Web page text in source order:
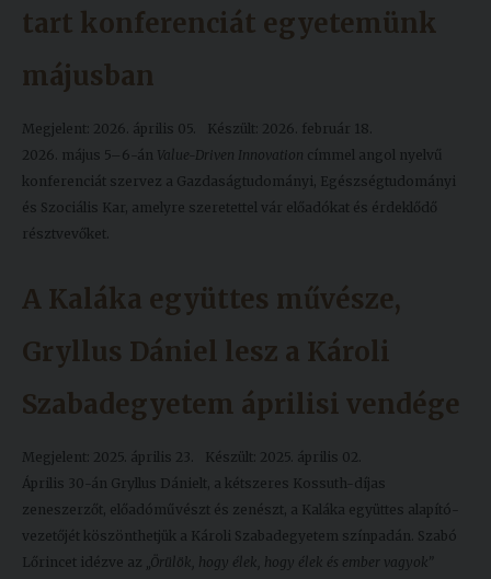
tart konferenciát egyetemünk
májusban
Megjelent: 2026. április 05.
Készült: 2026. február 18.
2026. május 5–6-án Value-Driven Innovation címmel angol nyelvű
konferenciát szervez a Gazdaságtudományi, Egészségtudományi
és Szociális Kar, amelyre szeretettel vár előadókat és érdeklődő
résztvevőket.
A Kaláka együttes művésze,
Gryllus Dániel lesz a Károli
Szabadegyetem áprilisi vendége
Megjelent: 2025. április 23.
Készült: 2025. április 02.
Április 30-án Gryllus Dánielt, a kétszeres Kossuth-díjas
zeneszerzőt, előadóművészt és zenészt, a Kaláka együttes alapító-
vezetőjét köszönthetjük a Károli Szabadegyetem színpadán. Szabó
Lőrincet idézve az „Örülök, hogy élek, hogy élek és ember vagyok”